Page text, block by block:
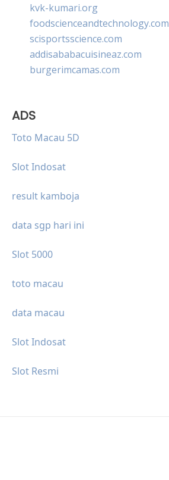
kvk-kumari.org
foodscienceandtechnology.com
scisportsscience.com
addisababacuisineaz.com
burgerimcamas.com
ADS
Toto Macau 5D
Slot Indosat
result kamboja
data sgp hari ini
Slot 5000
toto macau
data macau
Slot Indosat
Slot Resmi